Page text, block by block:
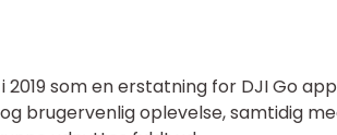
som en erstatning for DJI Go
brugervenlig oplevelse, samtidig